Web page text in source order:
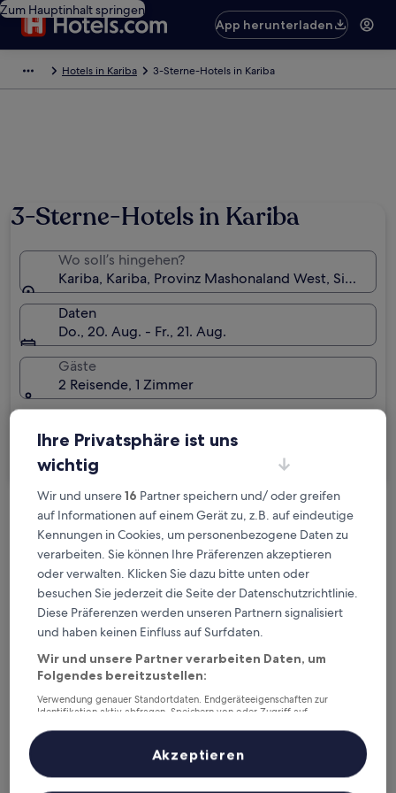
Zum Hauptinhalt springen
App herunterladen
Hotels in Kariba 3-Sterne-Hotels in Kariba
3-Sterne-Hotels in Kariba
Wo soll’s hingehen?
Kariba, Kariba, Provinz Mashonaland West,
Daten
Do., 20. Aug. - Fr., 21. Aug.
Gäste
2 Reisende, 1 Zimmer
Kostenlose Stornierung bei
Planänderungen
Verdiene Prämien für jede
wahrgenommene Übernachtung
Mehr sparen mit Preisen für Mitglieder
Überprüfe die Preise für diese Daten
Ihre Privatsphäre ist uns
wichtig
Wir und unsere16 Partner speichern und/ oder greifen
auf Informationen auf einem Gerät zu, z.B. auf eindeutige
Kennungen in Cookies, um personenbezogene Daten zu
verarbeiten. Sie können Ihre Präferenzen akzeptieren
oder verwalten. Klicken Sie dazu bitte unten oder
besuchen Sie jederzeit die Seite der Datenschutzrichtlinie.
Diese Präferenzen werden unseren Partnern signalisiert
und haben keinen Einfluss auf Surfdaten.
Wir und unsere Partner verarbeiten Daten, um
Folgendes bereitzustellen:
Verwendung genauer Standortdaten. Endgeräteeigenschaften zur
Identifikation aktiv abfragen. Speichern von oder Zugriff auf
Inhalte, Messung von Werbeleistung und der Performance von Inhalten,
Zielgruppenforschung sowie Entwicklung und Verbesserung von
Liste der Partner (Lieferanten)
Akzeptieren